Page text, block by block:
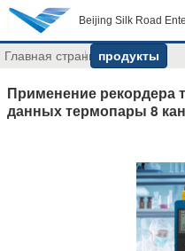
Beijing Silk Road
Главная страницапродукты
Применение рекордера
данных термопары 8